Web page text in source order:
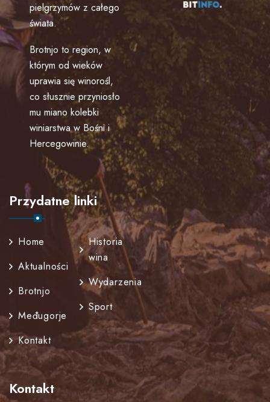
pielgrzymów z całego
świata.
Brotnjo to region, w
którym od wieków
uprawia się winorośl,
co słusznie przyniosło
mu miano kolebki
winiarstwa w Bośni i
Hercegowinie.
Przydatne linki
Home
Aktualności
Brotnjo
Međugorje
Kontakt
Historia
wina
Wydarzenia
Sport
Kontakt